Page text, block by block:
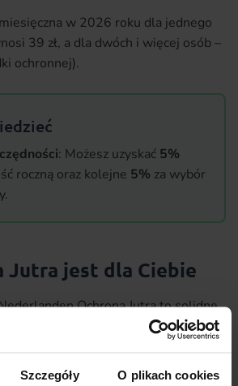
Szczegóły O plikach cookies
w 2026 roku dla jednego
39 zł, a dla dwóch i więcej osób –
ochronnej).
: Możesz uzyskać 5%
roczną oraz kolejne 5% za wybór
Jutra jest dla Ciebie
Ochrona Jutra to solidne
szukających kompleksowości.
dotyczących wypadku uszkodzenia
oraz niezdolności do samodzielnej